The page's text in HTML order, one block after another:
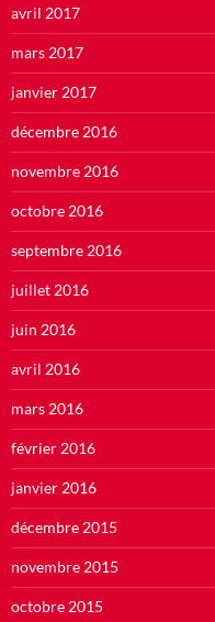
avril 2017
mars 2017
janvier 2017
décembre 2016
novembre 2016
octobre 2016
septembre 2016
juillet 2016
juin 2016
avril 2016
mars 2016
février 2016
janvier 2016
décembre 2015
novembre 2015
octobre 2015